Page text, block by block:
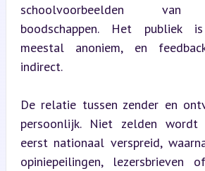
schoolvoorbeelden van
boodschappen. Het publiek
meestal anoniem, en
indirect.
De relatie tussen zender en
persoonlijk. Niet zelden wordt
eerst nationaal verspreid,
opiniepeilingen, lezersbrieven